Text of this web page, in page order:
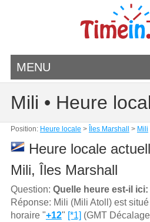
MENU
Mili • Heure
Position: Heure locale > Îles Marshall > Mili
Heure locale
Mili, Îles Marshall
Question: Quelle heure est-il ici:
Réponse: Mili (Mili Atoll) est
horaire "+12" [*1] (GMT